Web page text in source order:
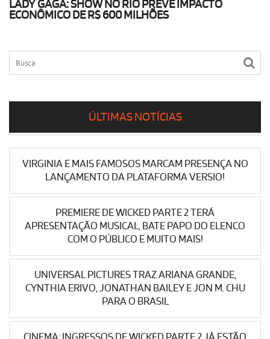
LADY GAGA: SHOW NO RIO PREVÊ IMPACTO
ECONÔMICO DE R$ 600 MILHÕES
ÚLTIMAS NOTÍCIAS
VIRGINIA E MAIS FAMOSOS MARCAM PRESENÇA NO
LANÇAMENTO DA PLATAFORMA VERSIO!
PREMIERE DE WICKED PARTE 2 TERÁ
APRESENTAÇÃO MUSICAL, BATE PAPO DO ELENCO
COM O PÚBLICO E MUITO MAIS!
UNIVERSAL PICTURES TRAZ ARIANA GRANDE,
CYNTHIA ERIVO, JONATHAN BAILEY E JON M. CHU
PARA O BRASIL